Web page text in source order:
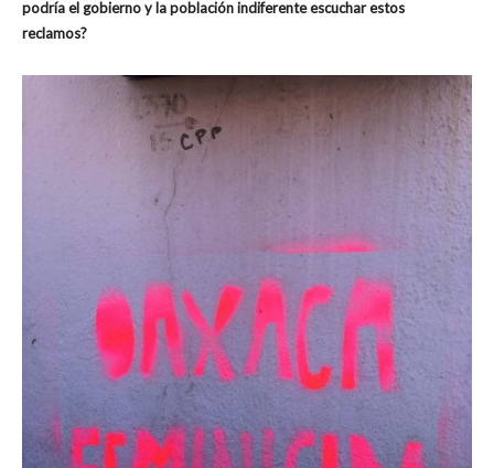
podría el gobierno y la población indiferente escuchar estos
reclamos?